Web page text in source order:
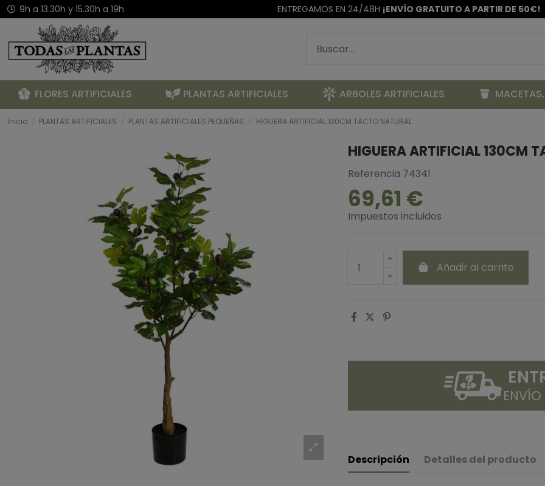
9h a 13.30h y 15.30h a 19h ENTREGAMOS EN 24/48H ¡ENVÍO GRATUITO A PARTIR DE 50€!
FLORES ARTIFICIALES PLANTAS ARTIFICIALES ARBOLES ARTIFICIALES
Inicio PLANTAS ARTIFICIALES PLANTAS ARTIFICIALES PEQUEÑAS HIGUERA ARTIFICIAL 130CM TACTO NATURAL
HIGUERA ARTIFICIAL 130CM
Referencia 74341
69,61 €
Impuestos incluidos
Añadir al carrito
Descripción Detalles del producto